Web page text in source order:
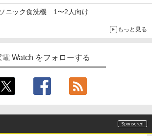
ニック食洗機 1〜2人向け
もっと見る
電 Watch をフォローする